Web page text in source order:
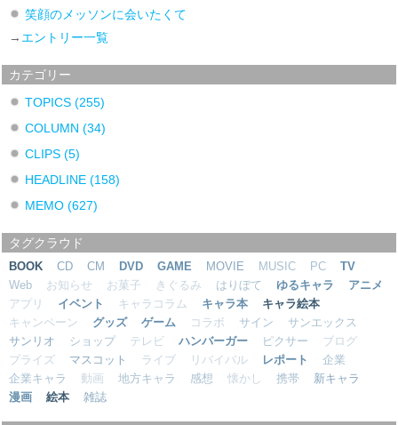
笑顔のメッソンに会いたくて
→ エントリー一覧
カテゴリー
TOPICS(255)
COLUMN(34)
CLIPS(5)
HEADLINE(158)
MEMO(627)
タグクラウド
BOOK CD CM DVD GAME MOVIE MUSIC PC
TV
Web
お知らせ お菓子 きぐるみ はりぼて ゆるキャラ
アニメ
アプリ
イベント キャラコラム キャラ本
キャラ絵本
キャンペーン
グッズ ゲーム コラボ サイン
サンエックス
サンリオ
ショップ テレビ ハンバーガー ピクサー
ブログ
プライズ
マスコット ライブ リバイバル レポート
企業
企業キャラ
動画 地方キャラ 感想 懐かし 携帯
新キャラ
漫画
絵本 雑誌